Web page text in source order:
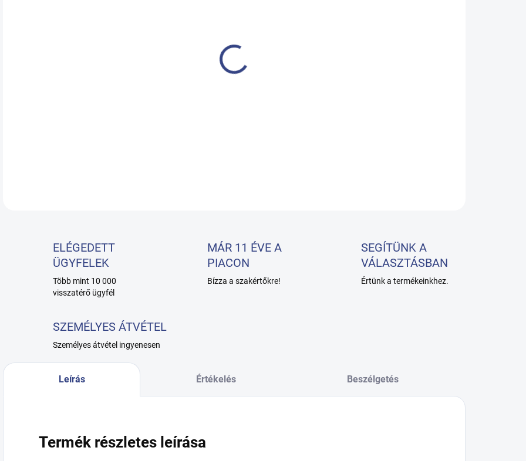
ELÉGEDETT
ÜGYFELEK
Több mint 10 000
visszatérő ügyfél
MÁR 11 ÉVE A
PIACON
Bízza a szakértőkre!
SEGÍTÜNK A
VÁLASZTÁSBAN
Értünk a termékeinkhez.
SZEMÉLYES ÁTVÉTEL
Személyes átvétel ingyenesen
Leírás Értékelés Beszélgetés
Termék részletes leírása